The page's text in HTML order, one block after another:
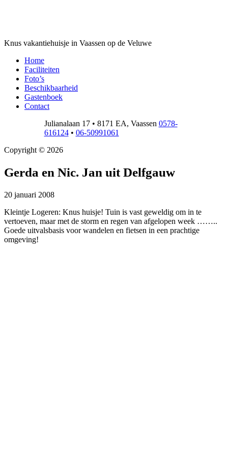
Knus vakantiehuisje in Vaassen op de Veluwe
Home
Faciliteiten
Foto’s
Beschikbaarheid
Gastenboek
Contact
Julianalaan 17 • 8171 EA, Vaassen 0578-
616124 • 06-50991061
Copyright © 2026
Gerda en Nic. Jan uit Delfgauw
20 januari 2008
Kleintje Logeren: Knus huisje! Tuin is vast geweldig om in te
vertoeven, maar met de storm en regen van afgelopen week ……..
Goede uitvalsbasis voor wandelen en fietsen in een prachtige
omgeving!